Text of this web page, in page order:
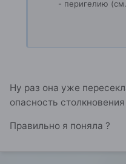
- перигелию
Ну раз она уже
опасность
Правильно я поняла ?